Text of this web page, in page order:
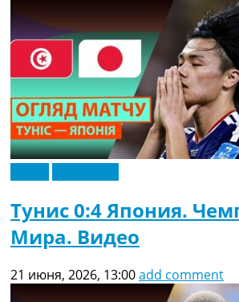
Тунис 0:4 Япония.
Мира. Видео
21 июня, 2026, 13:00add comment